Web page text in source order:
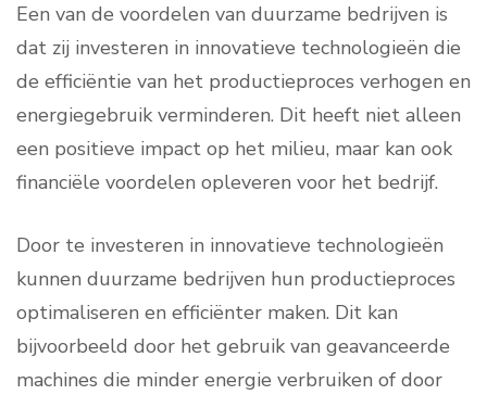
Een van de voordelen van duurzame bedrijven is
dat zij investeren in innovatieve technologieën die
de efficiëntie van het productieproces verhogen en
energiegebruik verminderen. Dit heeft niet alleen
een positieve impact op het milieu, maar kan ook
financiële voordelen opleveren voor het bedrijf.
Door te investeren in innovatieve technologieën
kunnen duurzame bedrijven hun productieproces
optimaliseren en efficiënter maken. Dit kan
bijvoorbeeld door het gebruik van geavanceerde
machines die minder energie verbruiken of door